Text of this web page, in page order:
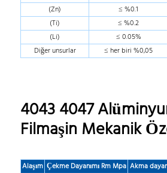
(Zn)
≤ %0.1
(Ti)
≤ %0.2
(Li)
≤ 0.05%
Diğer unsurlar
≤ her biri %0,05
4043 4047
Filmaşin Mekanik
Alaşım Çekme Dayanımı Rm Mpa Akma